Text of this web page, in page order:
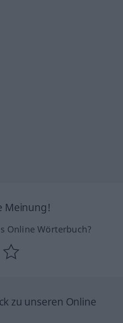
Meinung!
Online Wörterbuch?
zu unseren Online